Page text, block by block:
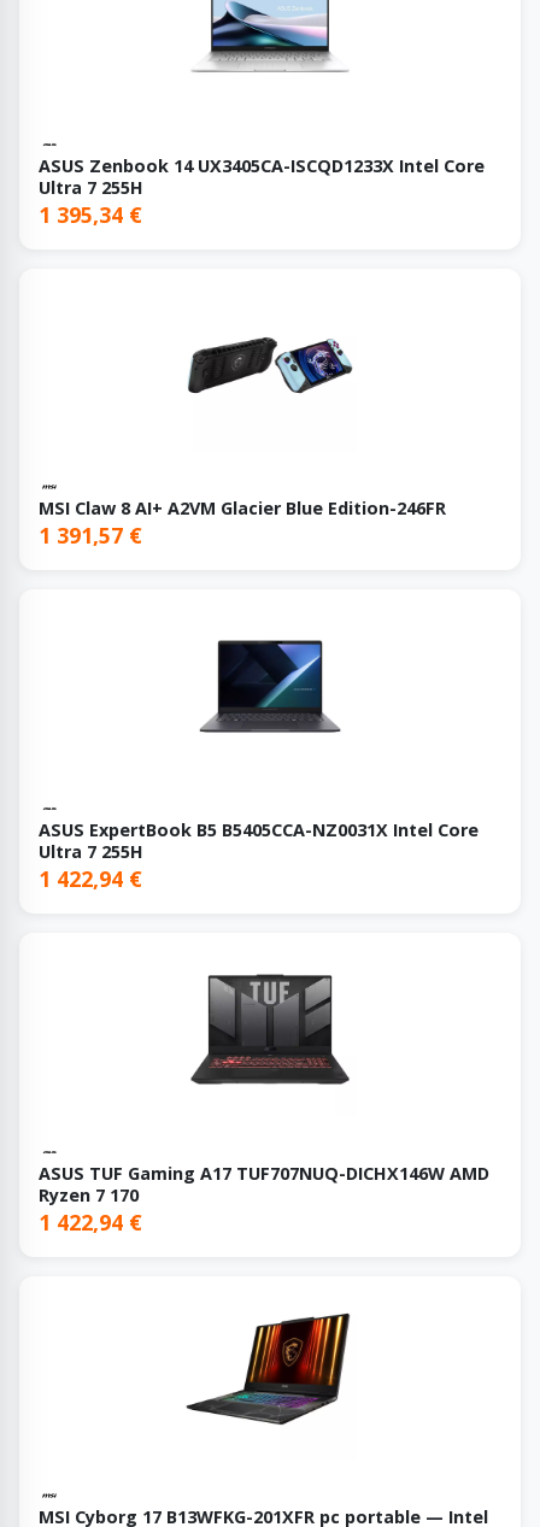
ASUS Zenbook 14 UX3405CA-ISCQD1233X Intel Core
Ultra 7 255H
1 395,34 €
MSI Claw 8 AI+ A2VM Glacier Blue Edition-246FR
1 391,57 €
ASUS ExpertBook B5 B5405CCA-NZ0031X Intel Core
Ultra 7 255H
1 422,94 €
ASUS TUF Gaming A17 TUF707NUQ-DICHX146W AMD
Ryzen 7 170
1 422,94 €
MSI Cyborg 17 B13WFKG-201XFR pc portable — Intel